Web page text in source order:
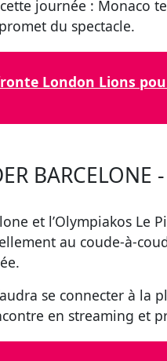
journée : Monaco
du spectacle.
London Lions
BARCELONE
et l’Olympiakos Le
au coude-à-
se connecter à la
en streaming et